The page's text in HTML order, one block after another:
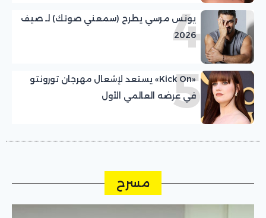
4
يونس مرسي يطرح (سمعني صوتك) لـ صيف
2026
5
«Kick On» يستعد لإشعال مهرجان تورونتو
في عرضه العالمي الأول
مسرح